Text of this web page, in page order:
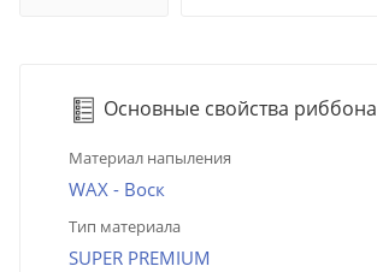
Основные свойства риббона
Материал напыления
WAX - Воск
Тип материала
SUPER PREMIUM